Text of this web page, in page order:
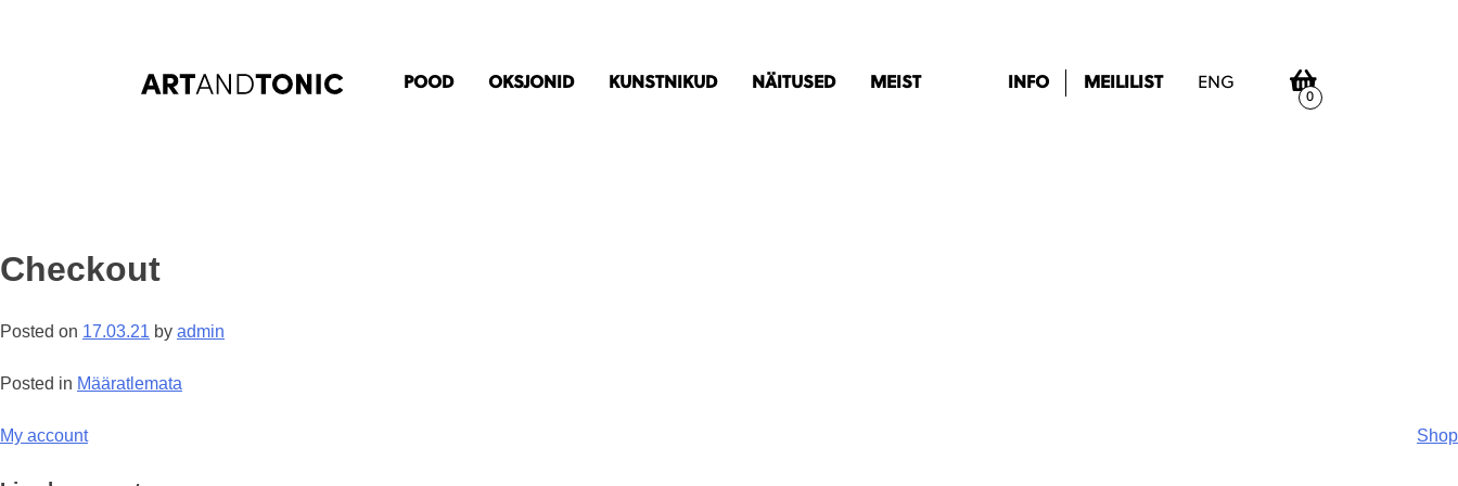
POOD OKSJONID KUNSTNIKUD NÄITUSED MEIST INFO MEILILIST ENG
0
Checkout
Posted on 17.03.21 by admin
Posted in Määratlemata
Navigeerimine
My account Shop